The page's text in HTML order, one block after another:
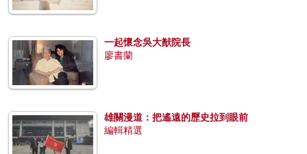
一起懷念吳大猷院長
廖書蘭
雄關漫道：把遙遠的歷史拉到眼前
編輯精選